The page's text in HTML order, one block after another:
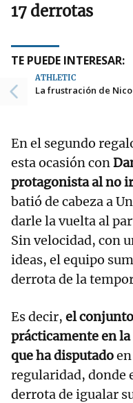
17 derrotas
TE PUEDE INTERESAR:
ATHLETIC
La frustración de
En el segundo
esta ocasión con
protagonista al no
batió de cabeza a
darle la vuelta al
Sin velocidad, con
ideas, el equipo
derrota de la
Es decir, el
prácticamente en
que ha disputado
regularidad, donde
derrota de igualar